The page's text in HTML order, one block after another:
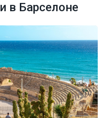
в Барселоне